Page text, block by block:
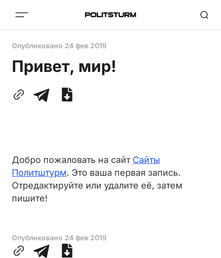
Опубликовано 24 фев 2019
Привет, мир!
Добро пожаловать на сайт Сайты
Политштурм. Это ваша первая запись.
Отредактируйте или удалите её, затем
пишите!
Опубликовано 24 фев 2019